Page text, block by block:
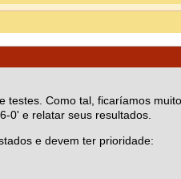
Como tal, ficaríamos
0' e relatar seus resultados.
e devem ter prioridade: